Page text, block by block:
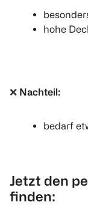
hohe
❌ Nachteil:
bedarf
Jetzt den
finden: